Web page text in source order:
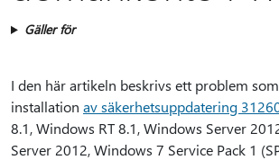
Gäller för
I den här artikeln beskrivs ett problem
installation av säkerhetsuppdatering
8.1, Windows RT 8.1, Windows Server
Server 2012, Windows 7 Service Pack 1